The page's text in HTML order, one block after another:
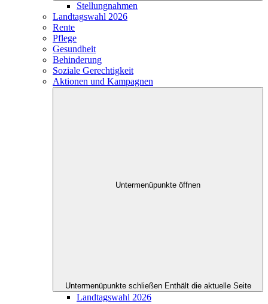
Stellungnahmen
Landtagswahl 2026
Rente
Pflege
Gesundheit
Behinderung
Soziale Gerechtigkeit
Aktionen und Kampagnen
Untermenüpunkte öffnen
Untermenüpunkte schließen Enthält die aktuelle Seite
Landtagswahl 2026